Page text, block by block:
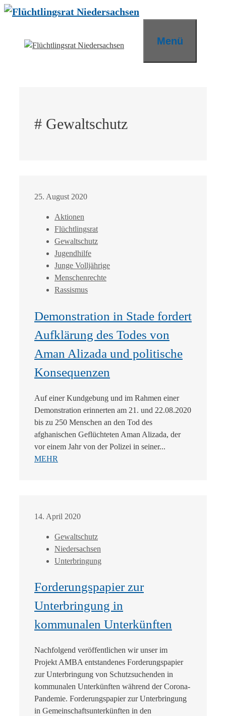
Zum
Menü
# Gewaltschutz
25. August 2020
Aktionen
Flüchtlingsrat
Gewaltschutz
Jugendhilfe
Junge Volljährige
Menschenrechte
Rassismus
Demonstration in Stade fordert
Aufklärung des Todes von
Aman Alizada und politische
Konsequenzen
Auf einer Kundgebung und im Rahmen einer
Demonstration erinnerten am 21. und 22.08.2020
bis zu 250 Menschen an den Tod des
afghanischen Geflüchteten Aman Alizada, der
vor einem Jahr von der Polizei in seiner...
MEHR
14. April 2020
Gewaltschutz
Niedersachsen
Unterbringung
Forderungspapier zur
Unterbringung in
kommunalen Unterkünften
Nachfolgend veröffentlichen wir unser im
Projekt AMBA entstandenes Forderungspapier
zur Unterbringung von Schutzsuchenden in
kommunalen Unterkünften während der Corona-
Pandemie. Forderungspapier zur Unterbringung
in Gemeinschaftsunterkünften in den